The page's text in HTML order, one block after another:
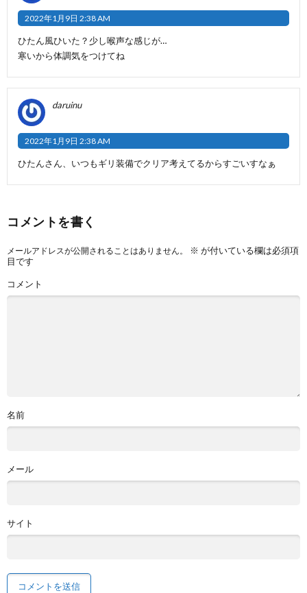
2022年1月9日 2:38 AM
ひたん風ひいた？少し喉声な感じが…
寒いから体調気をつけてね
daruinu
2022年1月9日 2:38 AM
ひたんさん、いつもギリ装備でクリア考えてるからすごいすなぁ
コメントを書く
メールアドレスが公開されることはありません。 ※ が付いている欄は必須項
目です
コメント
名前
メール
サイト